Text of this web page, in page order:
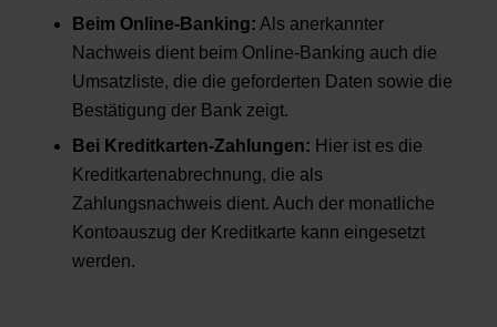
Beim Online-Banking: Als anerkannter
Nachweis dient beim Online-Banking auch die
Umsatzliste, die die geforderten Daten sowie die
Bestätigung der Bank zeigt.
Bei Kreditkarten-Zahlungen: Hier ist es die
Kreditkartenabrechnung, die als
Zahlungsnachweis dient. Auch der monatliche
Kontoauszug der Kreditkarte kann eingesetzt
werden.